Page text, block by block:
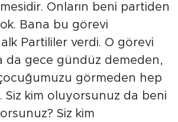
Onların beni partiden
Bana bu görevi
Partililer verdi. O görevi
da gece gündüz demeden,
görmeden hep
Siz kim oluyorsunuz da beni
Siz kim